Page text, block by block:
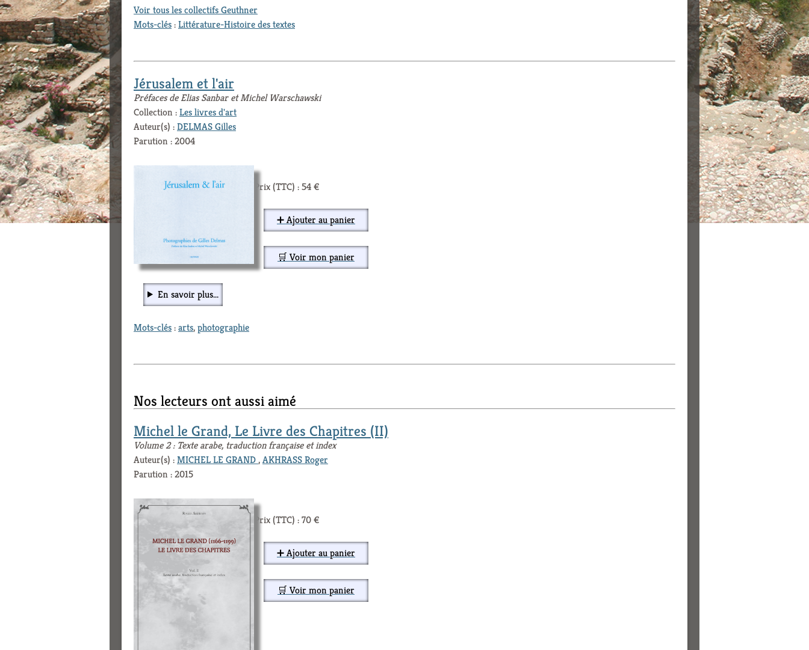
Voir tous les collectifs Geuthner
Mots-clés:Littérature-Histoire des textes
Jérusalem et l'air
Préfaces de Elias Sanbar et Michel Warschawski
Collection :Les livres d'art
Auteur(s) :DELMAS Gilles
Parution : 2004
Prix (TTC) : 54 €
➕ Ajouter au panier
🛒 Voir mon panier
En savoir plus...
Mots-clés:arts,photographie
Nos lecteurs ont aussi aimé
Michel le Grand, Le Livre des Chapitres (II)
Volume 2 : Texte arabe, traduction française et index
Auteur(s) :MICHEL LE GRAND,AKHRASS Roger
Parution : 2015
Prix (TTC) : 70 €
➕ Ajouter au panier
🛒 Voir mon panier